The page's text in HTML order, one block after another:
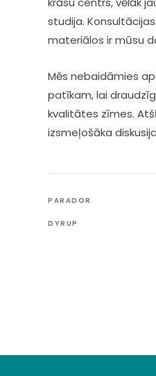
studija.
materiālos ir mūsu
Mēs nebaidāmies
patīkam, lai
kvalitātes zīmes.
izsmeļošāka
PARADOR
DYRUP